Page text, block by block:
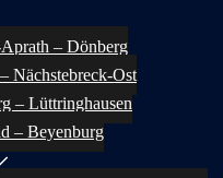
– Dönberg
Nächstebreck-Ost
– Lüttringhausen
– Beyenburg